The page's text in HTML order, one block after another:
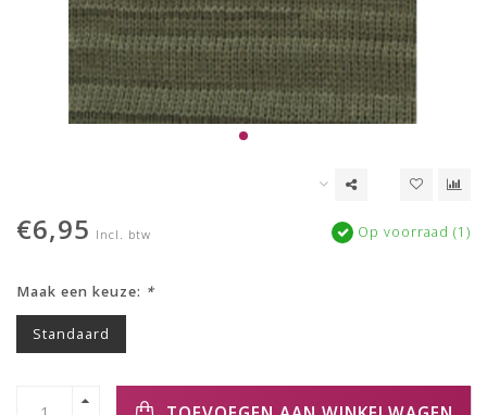
€6,95 Incl. btw Op voorraad (1)
Maak een keuze: *
Standaard